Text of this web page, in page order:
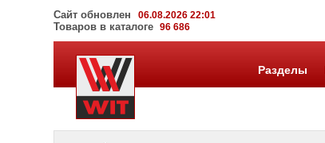
Сайт обновлен 06.08.2026 22:01
Товаров в каталоге96 686
Разделы